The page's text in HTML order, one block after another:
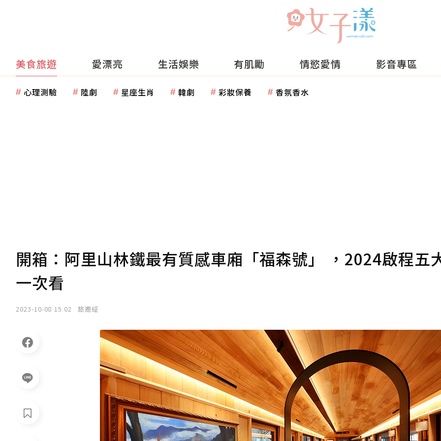
美食旅遊 愛漂亮 生活娛樂 有肌勵 情慾愛情 影音專區
心理測驗 陸劇 星座生肖 韓劇 彩妝保養 香氛香水
開箱：阿里山林鐵最有質感車廂「福森號」 ，2024啟程五
一次看
2023-10-08 15:02 旅遊經